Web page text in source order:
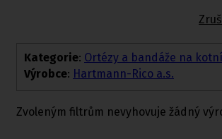
Kategorie: Ortézy a bandáže na
Výrobce: Hartmann-Rico a.s.
Zvoleným filtrům nevyhovuje žádný